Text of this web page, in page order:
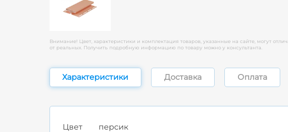
Внимание! Цвет, характеристики и комплектация товаров, указанные на сайте, могут
от реальных. Получить подробную информацию по товару можно у консультанта.
Характеристики Доставка Оплата
Цвет
персик